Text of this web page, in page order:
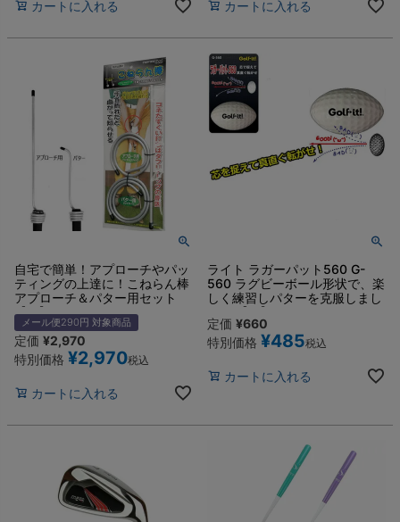
カートに入れる カートに入れる
自宅で簡単！アプローチやパッ
ティングの上達に！こねらん棒
アプローチ＆パター用セット
【IR】
メール便290円 対象商品
定価 ¥2,970
特別価格 ¥2,970税込
カートに入れる
ライト ラガーパット560 G-
560 ラグビーボール形状で、楽
しく練習しパターを克服しまし
ょう 【IR】
定価 ¥660
特別価格 ¥485税込
カートに入れる